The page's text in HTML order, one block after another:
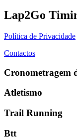
Lap2Go
Política de Privacidade
Contactos
Cronometragem
Atletismo
Trail Running
Btt